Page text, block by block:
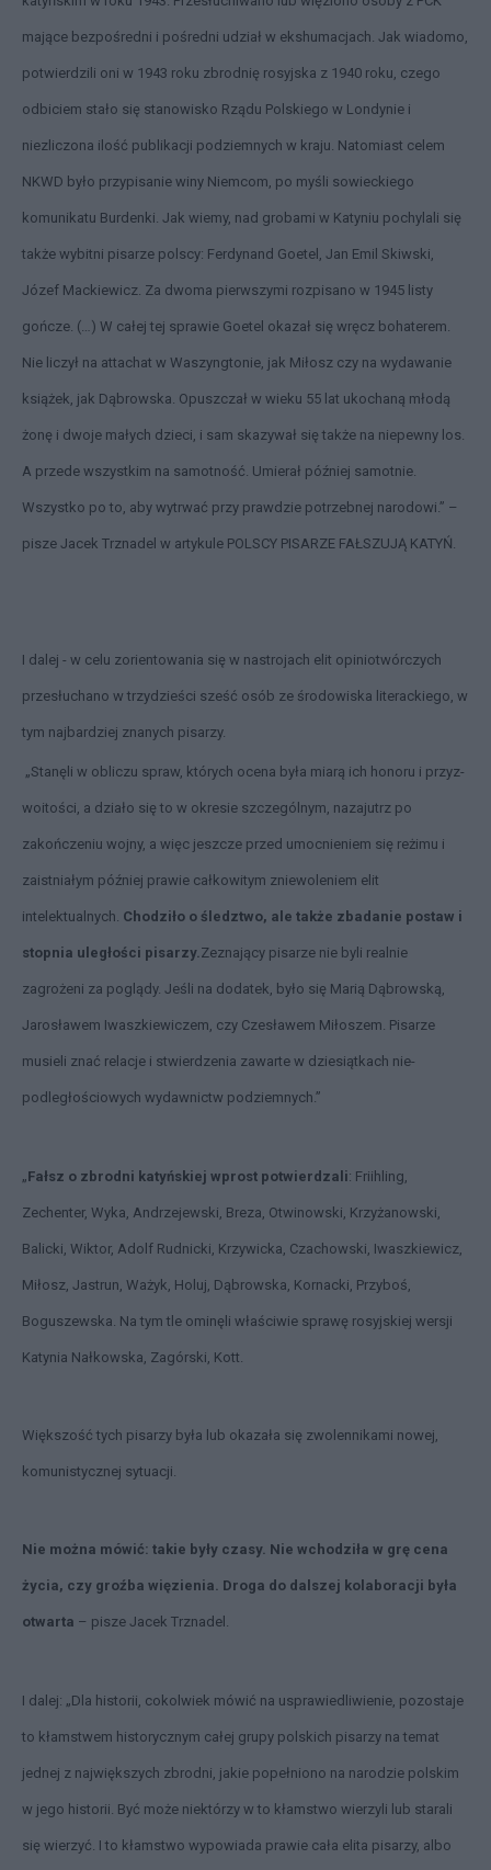
mające bezpośredni i pośredni udział w ekshumacjach. Jak wiadomo,
potwierdzili oni w 1943 roku zbrodnię rosyjska z 1940 roku, czego
odbiciem stało się stanowisko Rządu Polskiego w Londynie i
niezliczona ilość publikacji podziemnych w kraju. Natomiast celem
NKWD było przypisanie winy Niemcom, po myśli sowieckiego
komunikatu Burdenki. Jak wiemy, nad grobami w Katyniu pochylali się
także wybitni pisarze polscy: Ferdynand Goetel, Jan Emil Skiwski,
Józef Mackiewicz. Za dwoma pierwszymi rozpisano w 1945 listy
gończe. (…) W całej tej sprawie Goetel okazał się wręcz bohaterem.
Nie liczył na attachat w Waszyngtonie, jak Miłosz czy na wydawanie
książek, jak Dąbrowska. Opusz­czał w wieku 55 lat ukochaną młodą
żonę i dwoje małych dzieci, i sam skazy­wał się także na niepewny los.
A przede wszystkim na samotność. Umierał później samotnie.
Wszystko po to, aby wytrwać przy prawdzie potrzebnej na­rodowi.” –
pisze Jacek Trznadel w artykule POLSCY PISARZE FAŁSZUJĄ KATYŃ.
I dalej - w celu zorientowania się w nastrojach elit opiniotwórczych
przesłuchano w trzydzieści sześć osób ze środowiska literackiego, w
tym najbardziej znanych pisarzy.
„Stanęli w obliczu spraw, których ocena była miarą ich honoru i przyz­
woitości, a działo się to w okresie szczególnym, nazajutrz po
zakończeniu wojny, a więc jeszcze przed umocnieniem się reżimu i
zaistniałym później prawie całkowitym zniewoleniem elit
intelektualnych. Chodziło o śledztwo, ale także zbadanie postaw i
stopnia uległości pisarzy.Zeznający pisarze nie byli realnie
zagrożeni za poglądy. Jeśli na dodatek, było się Marią Dąbrowską,
Jarosławem Iwaszkiewiczem, czy Czesławem Miłoszem. Pisarze
musieli znać relacje i stwierdzenia zawarte w dziesiątkach nie­
podległościowych wydawnictw podziemnych.”
„Fałsz o zbrodni katyńskiej wprost potwierdzali: Friihling,
Zechenter, Wyka, Andrzejewski, Breza, Otwinowski, Krzyżanowski,
Balicki, Wiktor, Adolf Rudnicki, Krzywicka, Czachowski, Iwaszkiewicz,
Miłosz, Jastrun, Ważyk, Holuj, Dąbrowska, Kornacki, Przyboś,
Boguszewska. Na tym tle ominęli właściwie sprawę rosyjskiej wersji
Katynia Nałkowska, Zagórski, Kott.
Większość tych pi­sarzy była lub okazała się zwolennikami nowej,
komunistycznej sytuacji.
Nie można mówić: takie były czasy. Nie wchodziła w grę cena
życia, czy groźba więzienia. Droga do dalszej kolaboracji była
otwarta – pisze Jacek Trznadel.
I dalej: „Dla historii, cokolwiek mówić na usprawiedliwienie, pozostaje
to kłam­stwem historycznym całej grupy polskich pisarzy na temat
jednej z najwięk­szych zbrodni, jakie popełniono na narodzie polskim
w jego historii. Być może niektórzy w to kłamstwo wierzyli lub starali
się wierzyć. I to kłamstwo wypowiada prawie cała elita pisarzy, albo